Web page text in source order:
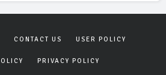
CONTACT US USER POLICY
PRIVACY POLICY